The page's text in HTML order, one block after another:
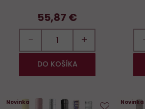
55,87 €
− +
DO KOŠÍKA
Novinka Novinka